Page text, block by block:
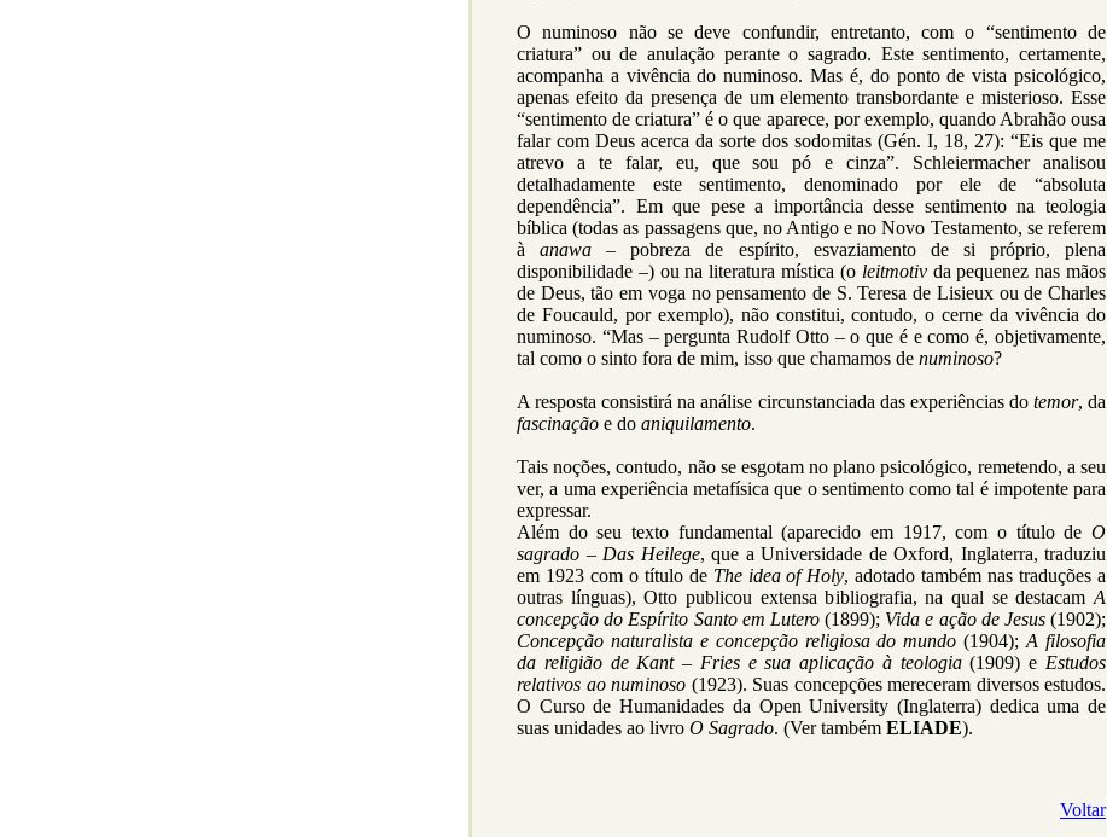
O numinoso não se deve confundir, entretanto, com o “sentimento de
criatura” ou de anulação perante o sagrado. Este sentimento, certamente,
acompanha a vivência do numinoso. Mas é, do ponto de vista psicológico,
apenas efeito da presença de um elemento transbordante e misterioso. Esse
“sentimento de criatura” é o que aparece, por exemplo, quando Abrahão ousa
falar com Deus acerca da sorte dos sodomitas (Gén. I, 18, 27): “Eis que me
atrevo a te falar, eu, que sou pó e cinza”. Schleiermacher analisou
detalhadamente este sentimento, denominado por ele de “absoluta
dependência”. Em que pese a importância desse sentimento na teologia
bíblica (todas as passagens que, no Antigo e no Novo Testamento, se referem
àanawa – pobreza de espírito, esvaziamento de si próprio, plena
disponibilidade –) ou na literatura mística (o leitmotivda pequenez nas mãos
de Deus, tão em voga no pensamento de S. Teresa de Lisieux ou de Charles
de Foucauld, por exemplo), não constitui, contudo, o cerne da vivência do
numinoso. “Mas – pergunta Rudolf Otto – o que é e como é, objetivamente,
tal como o sinto fora de mim, isso que chamamos de numinoso?
A resposta consistirá na análise circunstanciada das experiências do temor, da
fascinação e do aniquilamento.
Tais noções, contudo, não se esgotam no plano psicológico, remetendo, a seu
ver, a uma experiência metafísica que o sentimento como tal é impotente para
expressar.
Além do seu texto fundamental (aparecido em 1917, com o título de O
sagrado – Das Heilege, que a Universidade de Oxford, Inglaterra, traduziu
em 1923 com o título de The idea of Holy, adotado também nas traduções a
outras línguas), Otto publicou extensa bibliografia, na qual se destacam A
concepção do Espírito Santo em Lutero(1899); Vida e ação de Jesus(1902);
Concepção naturalista e concepção religiosa do mundo (1904);A filosofia
da religião de Kant – Fries e sua aplicação à teologia(1909) e Estudos
relativos ao numinoso (1923). Suas concepções mereceram diversos estudos.
O Curso de Humanidades da Open University (Inglaterra) dedica uma de
suas unidades ao livro O Sagrado. (Ver também ELIADE).
Voltar